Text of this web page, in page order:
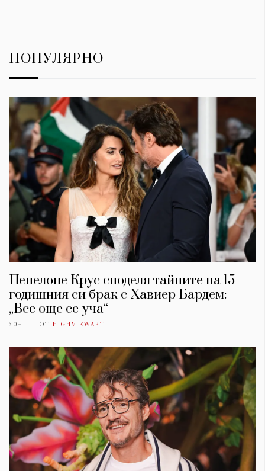
ПОПУЛЯРНО
Пенелопе Крус споделя тайните на 15-
годишния си брак с Хавиер Бардем:
„Все още се уча“
30+ ОТ HIGHVIEWART